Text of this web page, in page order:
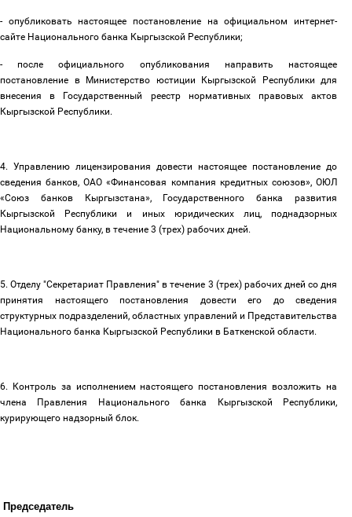
- опубликовать настоящее постановление на официальном интернет-
сайте Национального банка Кыргызской Республики;
- после официального опубликования направить настоящее
постановление в Министерство юстиции Кыргызской Республики для
внесения в Государственный реестр нормативных правовых актов
Кыргызской Республики.
4. Управлению лицензирования довести настоящее постановление до
сведения банков, ОАО «Финансовая компания кредитных союзов», ОЮЛ
«Союз банков Кыргызстана», Государственного банка развития
Кыргызской Республики и иных юридических лиц, поднадзорных
Национальному банку, в течение 3 (трех) рабочих дней.
5. Отделу "Секретариат Правления" в течение 3 (трех) рабочих дней со дня
принятия настоящего постановления довести его до сведения
структурных подразделений, областных управлений и Представительства
Национального банка Кыргызской Республики в Баткенской области.
6. Контроль за исполнением настоящего постановления возложить на
члена Правления Национального банка Кыргызской Республики,
курирующего надзорный блок.
Председатель